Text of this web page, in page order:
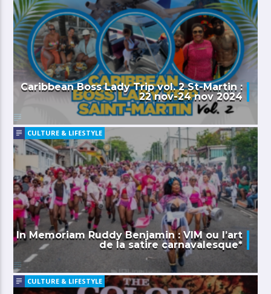
Caribbean Boss Lady Trip vol. 2 St-Martin :
22 nov-24 nov 2024
CULTURE & LIFESTYLE
In Memoriam Ruddy Benjamin : VIM ou l’art
de la satire carnavalesque*
CULTURE & LIFESTYLE